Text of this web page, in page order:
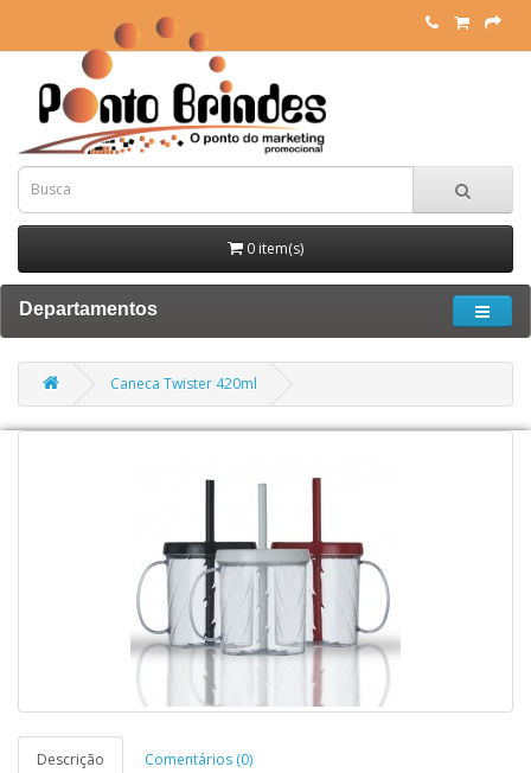
0 item(s)
Departamentos
Caneca Twister 420ml
Descrição Comentários (0)